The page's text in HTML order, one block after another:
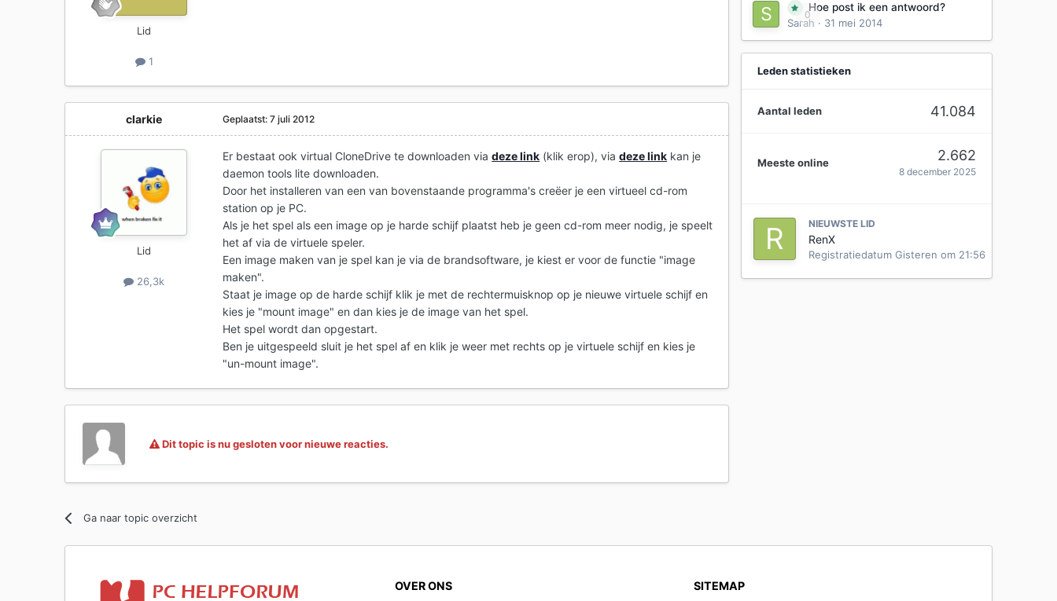
Lid
1
clarkie
Lid
26,3k
Geplaatst:7 juli 2012
Er bestaat ook virtual CloneDrive te downloaden viadeze link (klik erop), viadeze link kan je
daemon tools lite downloaden.
Door het installeren van een van bovenstaande programma's creëer je een virtueel cd-rom
station op je PC.
Als je het spel als een image op je harde schijf plaatst heb je geen cd-rom meer nodig, je speelt
het af via de virtuele speler.
Een image maken van je spel kan je via de brandsoftware, je kiest er voor de functie "image
maken".
Staat je image op de harde schijf klik je met de rechtermuisknop op je nieuwe virtuele schijf en
kies je "mount image" en dan kies je de image van het spel.
Het spel wordt dan opgestart.
Ben je uitgespeeld sluit je het spel af en klik je weer met rechts op je virtuele schijf en kies je
"un-mount image".
Dit topic is nu gesloten voor nieuwe reacties.
Ga naar topic overzicht
0
Hoe post ik een antwoord?
Sarah · 31 mei 2014
Leden statistieken
Aantal leden 41.084
Meeste online 2.662
8 december 2025
NIEUWSTE LID
RenX
Registratiedatum Gisteren om 21:56
OVER ONS SITEMAP